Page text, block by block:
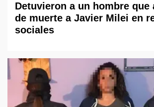
Detuvieron a un hombre que
de muerte a Javier Milei en
sociales